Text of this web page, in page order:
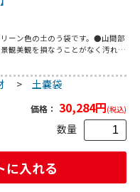
ーン色の土のう袋です。●山間部
観美観を損なうことがなく汚れな
です。●林野、山間部、緑地帯な
りロープ付●本体：ポリエチレン
> 土嚢袋
価格： 30,284円(税込)
数量
に入れる